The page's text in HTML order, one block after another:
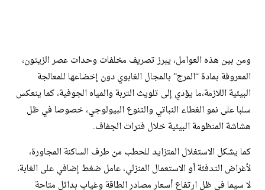
ومن بين هذه العوامل، يبرز تصريف مخلفات وحدات عصر الزيتون،
المعروفة بمادة “المرج” بالمجال الغابوي دون إخضاعها للمعالجة
البيئية اللازمة،ما يؤدي إلى تلويث التربة والمياه الجوفية، كما ينعكس
سلبا على نمو الغطاء النباتي والتنوع البيولوجي، خصوصا في ظل
هشاشة المنظومة البيئية خلال فترات الجفاف.
كما يشكل الاستغلال المتزايد للحطب من طرف الساكنة المجاورة،
لأغراض التدفئة أو الاستعمال المنزلي، عامل ضغط إضافي على الغابة،
لا سيما في ظل ارتفاع أسعار مصادر الطاقة وغياب بدائل متاحة